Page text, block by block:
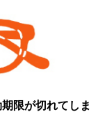
限が切れてしま